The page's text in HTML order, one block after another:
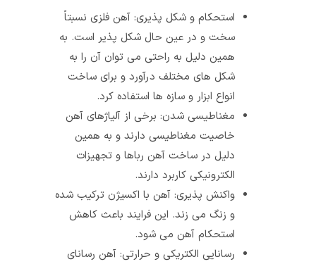
استحکام و شکل‌ پذیری: آهن فلزی نسبتاً
سخت و در عین حال شکل‌ پذیر است. به
همین دلیل به راحتی می‌ توان آن را به
شکل‌ های مختلف درآورد و برای ساخت
انواع ابزار و سازه‌ ها استفاده کرد.
مغناطیسی شدن: برخی از آلیاژهای آهن
خاصیت مغناطیسی دارند و به همین
دلیل در ساخت آهن‌ رباها و تجهیزات
الکترونیکی کاربرد دارند.
واکنش‌ پذیری: آهن با اکسیژن ترکیب شده
و زنگ می‌ زند. این فرایند باعث کاهش
استحکام آهن می‌ شود.
رسانایی الکتریکی و حرارتی: آهن رسانای